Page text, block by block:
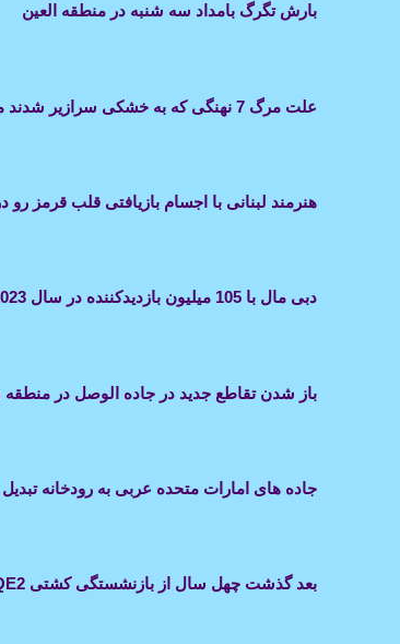
بارش تگرگ بامداد سه شنبه در منطقه العین
علت مرگ 7 نهنگی که به خشکی سرازیر شدند مشخص شد
هنرمند لبنانی با اجسام بازیافتی قلب قرمز
دبی مال با 105 میلیون بازدیدکننده در سال 2023 پربازدیدترین مکان در دنیا شد
باز شدن تقاطع جدید در جاده الوصل در
جاده های امارات متحده عربی به رودخانه
بعد گذشت چهل سال از بازنشستگی کشتی QE2 دوباره به بندر دبی بازمیگردد